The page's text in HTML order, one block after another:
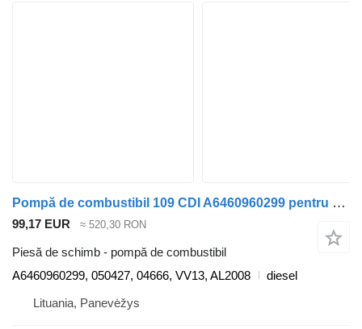
Pompă de combustibil 109 CDI A6460960299 pentru automobil Mercedes-Benz VITO
99,17 EUR ≈ 520,30 RON
Piesă de schimb - pompă de combustibil
A6460960299, 050427, 04666, VV13, AL2008
diesel
Lituania, Panevėžys